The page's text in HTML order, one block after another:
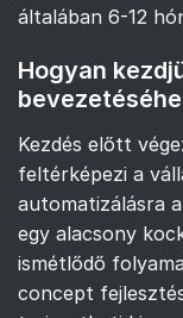
általában 6-12
Hogyan
Kezdés előtt
feltérképezi a
automatizálásra
egy alacsony
ismétlődő
concept